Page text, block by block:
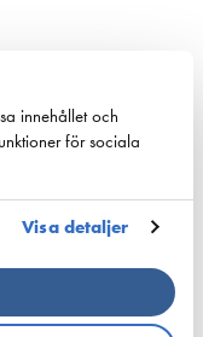
innehållet och
för sociala
Visa detaljer